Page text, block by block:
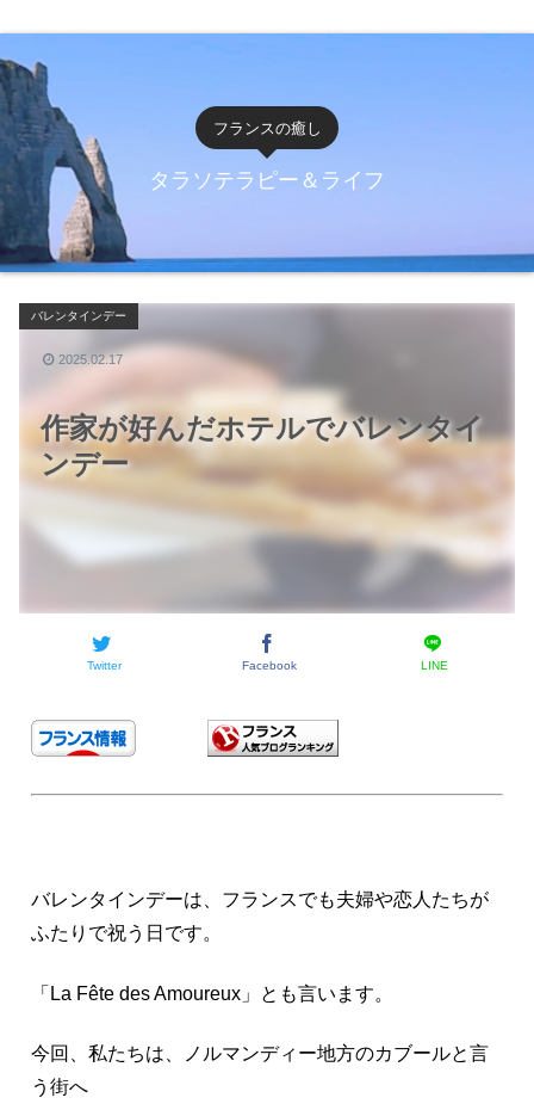
フランスの癒し
タラソテラピー＆ライフ
作家が好んだホテルでバレンタイ
ンデー
バレンタインデー
Twitter Facebook LINE
2025.02.17
バレンタインデーは、フランスでも夫婦や恋人たちが
ふたりで祝う日です。
「La Fête des Amoureux」とも言います。
今回、私たちは、ノルマンディー地方のカブールと言
う街へ